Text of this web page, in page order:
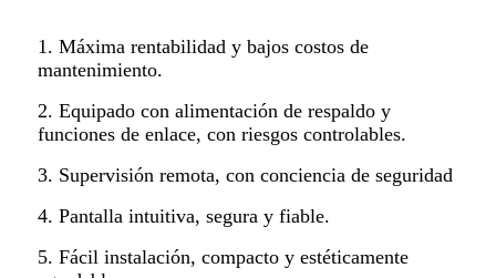
1. Máxima rentabilidad y bajos costos de
mantenimiento.
2. Equipado con alimentación de respaldo y
funciones de enlace, con riesgos controlables.
3. Supervisión remota, con conciencia de seguridad
4. Pantalla intuitiva, segura y fiable.
5. Fácil instalación, compacto y estéticamente